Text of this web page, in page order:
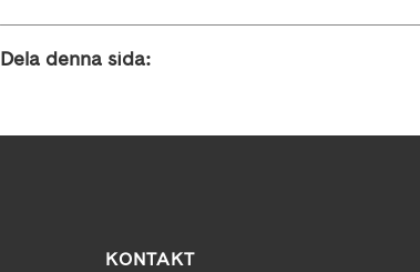
Dela denna sida:
KONTAKT